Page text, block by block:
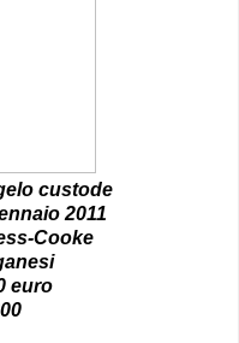
custode
2011
Cooke
euro